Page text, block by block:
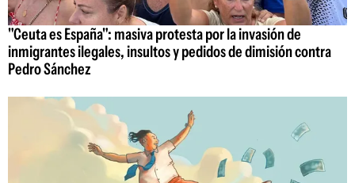
"Ceuta es España": masiva protesta por la invasión de
inmigrantes ilegales, insultos y pedidos de dimisión contra
Pedro Sánchez